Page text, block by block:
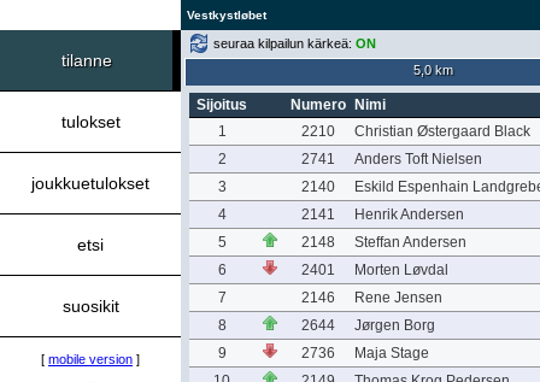
Vestkystløbet
tilanne
tulokset
joukkuetulokset
etsi
suosikit
[ mobile version ]
seuraa kilpailun kärkeä: ON
5,0 km
Sijoitus Numero
Nimi
1
2210
Christian Østergaard Black
2
2741
Anders Toft Nielsen
3
2140
Eskild Espenhain
4
2141
Henrik Andersen
5
2148
Steffan Andersen
6
2401
Morten Løvdal
7
2146
Rene Jensen
8
2644
Jørgen Borg
9
2736
Maja Stage